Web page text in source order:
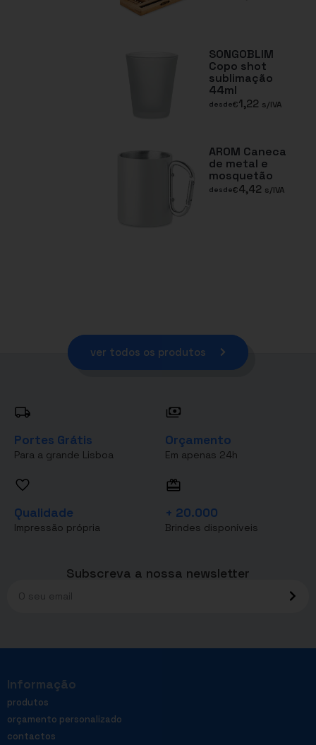
SONGOBLIM
Copo shot
sublimação
44ml
desde€1,22 s/IVA
AROM Caneca
de metal e
mosquetão
desde€4,42 s/IVA
ver todos os produtos
Portes Grátis
Para a grande Lisboa
Orçamento
Em apenas 24h
Qualidade
Impressão própria
+ 20.000
Brindes disponíveis
Subscreva a nossa newsletter
Informação
produtos
orçamento personalizado
contactos